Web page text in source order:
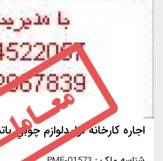
اجاره كارخانه توليدلوازم چوبي